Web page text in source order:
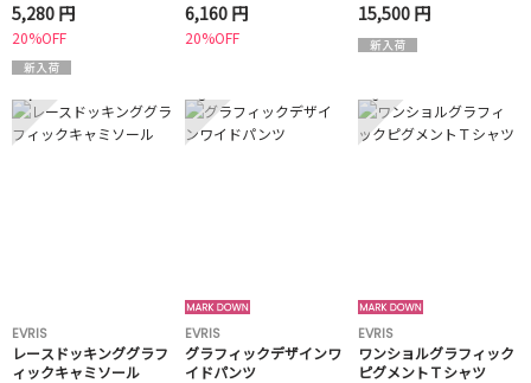
5,280 円
20%OFF
6,160 円
20%OFF
15,500 円
4
EVRIS
レースドッキンググラフ
ィックキャミソール
5
EVRIS
グラフィックデザインワ
イドパンツ
6
EVRIS
ワンショルグラフィック
ピグメントＴシャツ